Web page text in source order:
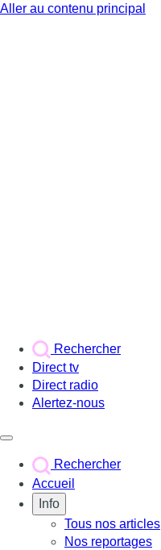
Aller au contenu principal
Rechercher
Direct tv
Direct radio
Alertez-nous
Rechercher
Accueil
Info
Tous nos articles
Nos reportages